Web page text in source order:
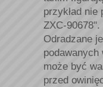
przykład nie
ZXC-
Odradzane
może być
przed